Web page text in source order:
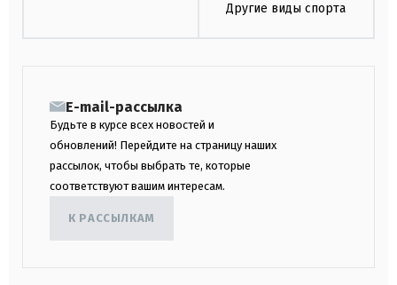
Другие виды спорта
E-mail-рассылка
Будьте в курсе всех новостей и
обновлений! Перейдите на страницу наших
рассылок, чтобы выбрать те, которые
соответствуют вашим интересам.
К РАССЫЛКАМ